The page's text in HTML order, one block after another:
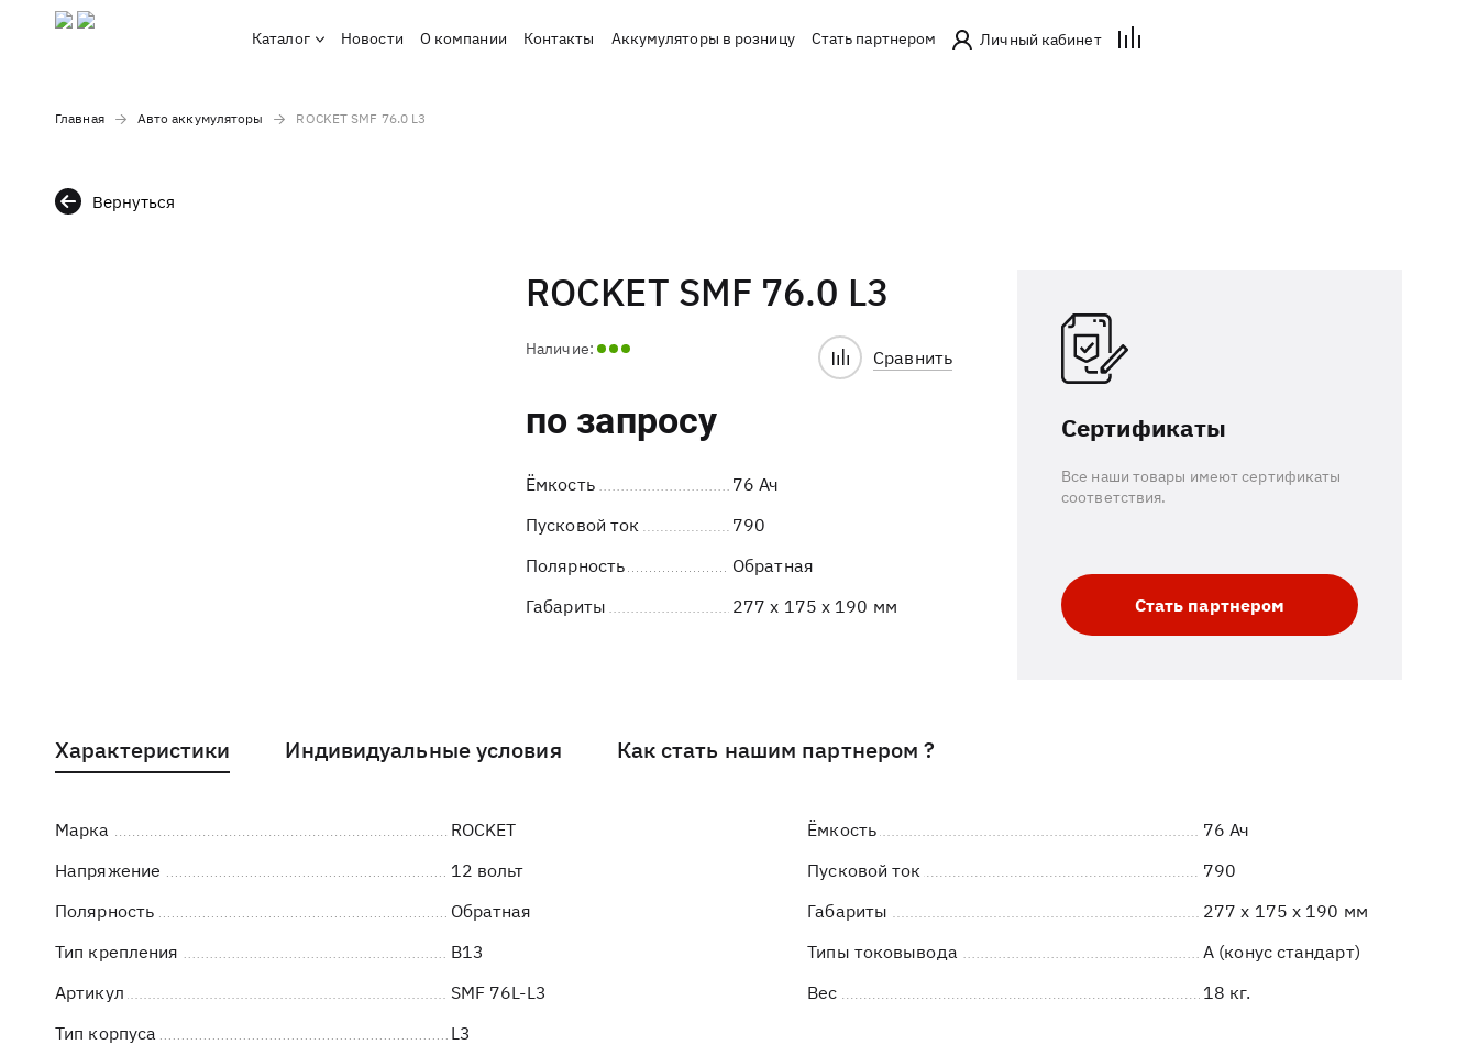
Каталог Новости О компании Контакты Аккумуляторы в розницу Стать партнером Личный кабинет
Главная Авто аккумуляторы ROCKET SMF 76.0 L3
Вернуться
ROCKET SMF 76.0 L3
Наличие:
по запросу
Сравнить
Ёмкость
76 Ач
Пусковой ток
790
Полярность
Обратная
Габариты
277 x 175 x 190 мм
Сертификаты
Все наши товары имеют сертификаты
соответствия.
Стать партнером
Характеристики Индивидуальные условия Как стать нашим партнером ?
Марка ROCKET Ёмкость
76 Ач
Напряжение
12 вольт Пусковой ток
790
Полярность
Обратная Габариты
277 x 175 x 190 мм
Тип крепления
B13 Типы токовывода
A (конус стандарт)
Артикул
SMF 76L-L3 Вес
18 кг.
Тип корпуса
L3